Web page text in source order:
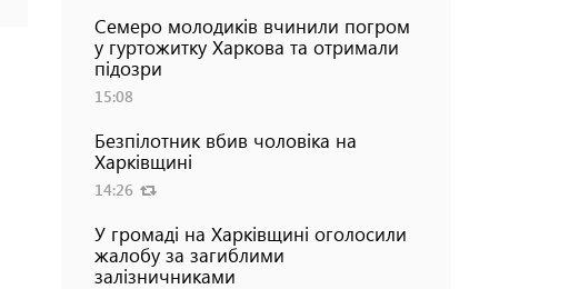
Семеро молодиків вчинили погром
у гуртожитку Харкова та отримали
підозри
15:08
Безпілотник вбив чоловіка на
Харківщині
14:26
У громаді на Харківщині оголосили
жалобу за загиблими
залізничниками